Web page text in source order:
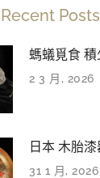
Recent Posts
螞蟻覓食
2 3 月, 2026
日本 木胎
31 1 月, 2026